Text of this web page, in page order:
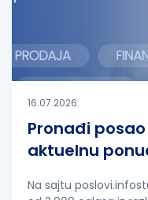
16.07.2026.
Pronađi
aktuelnu
Na sajtu